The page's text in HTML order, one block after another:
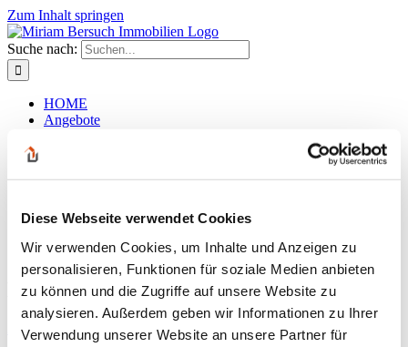
Diese Webseite verwendet Cookies
Wir verwenden Cookies, um Inhalte und Anzeigen zu
personalisieren, Funktionen für soziale Medien anbieten
zu können und die Zugriffe auf unsere Website zu
analysieren. Außerdem geben wir Informationen zu Ihrer
Verwendung unserer Website an unsere Partner für
Zum Inhalt springen
Suche nach:
HOME
Angebote
Mieten / Pachten
Grundstücke
Kontakt
Die Außenansicht
Zurück